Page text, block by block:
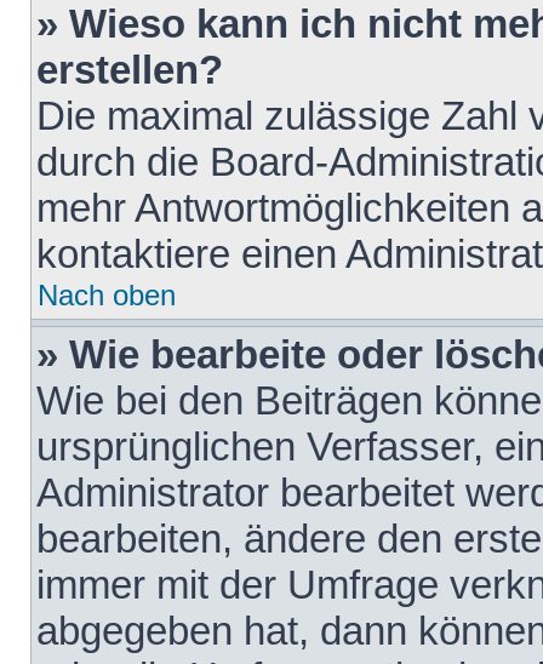
» Wieso kann ich nicht
erstellen?
Die maximal zulässige Zahl
durch die Board-
mehr Antwortmöglichkeiten
kontaktiere einen
Nach oben
» Wie bearbeite oder
Wie bei den Beiträgen
ursprünglichen Verfasser,
Administrator bearbeitet
bearbeiten, ändere den
immer mit der Umfrage
abgegeben hat, dann